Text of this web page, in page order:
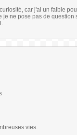
car j'ai un faible
ne pose pas de
vies.